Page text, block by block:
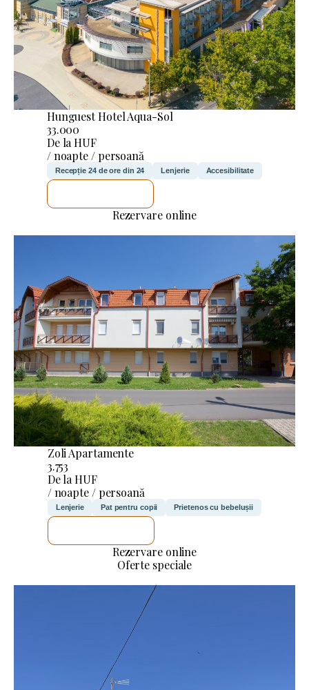
Hunguest Hotel Aqua-Sol
33.000
De la HUF
/ noapte / persoană
Recepție 24 de ore din 24 Lenjerie Accesibilitate
Rezervare online
Zoli Apartamente
3.753
De la HUF
/ noapte / persoană
Lenjerie Pat pentru copii Prietenos cu bebelușii
Rezervare online
Oferte speciale